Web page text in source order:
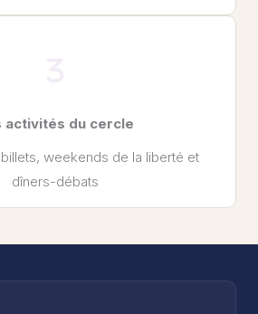
activités du cercle
weekends de la liberté et
dîners-débats